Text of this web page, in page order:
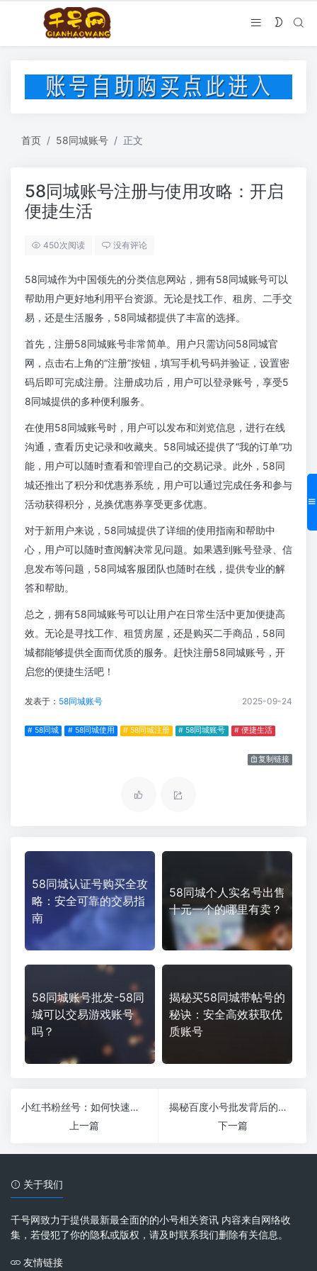
首页 58同城账号 正文
58同城账号注册与使用攻略：开启
便捷生活
450次阅读 没有评论
58同城作为中国领先的分类信息网站，拥有58同城账号可以
帮助用户更好地利用平台资源。无论是找工作、租房、二手交
易，还是生活服务，58同城都提供了丰富的选择。
首先，注册58同城账号非常简单。用户只需访问58同城官
网，点击右上角的“注册”按钮，填写手机号码并验证，设置密
码后即可完成注册。注册成功后，用户可以登录账号，享受5
8同城提供的多种便利服务。
在使用58同城账号时，用户可以发布和浏览信息，进行在线
沟通，查看历史记录和收藏夹。58同城还提供了“我的订单”功
能，用户可以随时查看和管理自己的交易记录。此外，58同
城还推出了积分和优惠券系统，用户可以通过完成任务和参与
活动获得积分，兑换优惠券享受更多优惠。
对于新用户来说，58同城提供了详细的使用指南和帮助中
心，用户可以随时查阅解决常见问题。如果遇到账号登录、信
息发布等问题，58同城客服团队也随时在线，提供专业的解
答和帮助。
总之，拥有58同城账号可以让用户在日常生活中更加便捷高
效。无论是寻找工作、租赁房屋，还是购买二手商品，58同
城都能够提供全面而优质的服务。赶快注册58同城账号，开
启您的便捷生活吧！
发表于： 58同城账号 2025-09-24
# 58同城 # 58同城使用 # 58同城注册 # 58同城账号 # 便捷生活
复制链接
58同城认证号购买全攻
略：安全可靠的交易指
南
58同城个人实名号出售
十元一个的哪里有卖？
58同城账号批发-58同
城可以交易游戏账号
吗？
揭秘买58同城带帖号的
秘诀：安全高效获取优
质账号
小红书粉丝号：如何快速提升你的影响力
上一篇
揭秘百度小号批发背后的真实故事
下一篇
关于我们
千号网致力于提供最新最全面的的小号相关资讯 内容来自网络收
集，若侵犯了你的隐私或版权，请及时联系我们删除有关信息。
友情链接